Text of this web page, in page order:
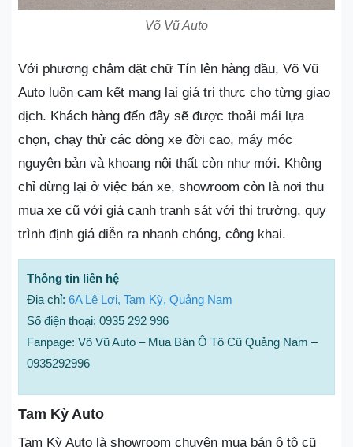
Võ Vũ Auto
Với phương châm đặt chữ Tín lên hàng đầu, Võ Vũ
Auto luôn cam kết mang lại giá trị thực cho từng giao
dịch. Khách hàng đến đây sẽ được thoải mái lựa
chọn, chạy thử các dòng xe đời cao, máy móc
nguyên bản và khoang nội thất còn như mới. Không
chỉ dừng lại ở việc bán xe, showroom còn là nơi thu
mua xe cũ với giá cạnh tranh sát với thị trường, quy
trình định giá diễn ra nhanh chóng, công khai.
Thông tin liên hệ
Địa chỉ: 6A Lê Lợi, Tam Kỳ, Quảng Nam
Số điện thoại: 0935 292 996
Fanpage: Võ Vũ Auto – Mua Bán Ô Tô Cũ Quảng Nam –
0935292996
Tam Kỳ Auto
Tam Kỳ Auto là showroom chuyên mua bán ô tô cũ